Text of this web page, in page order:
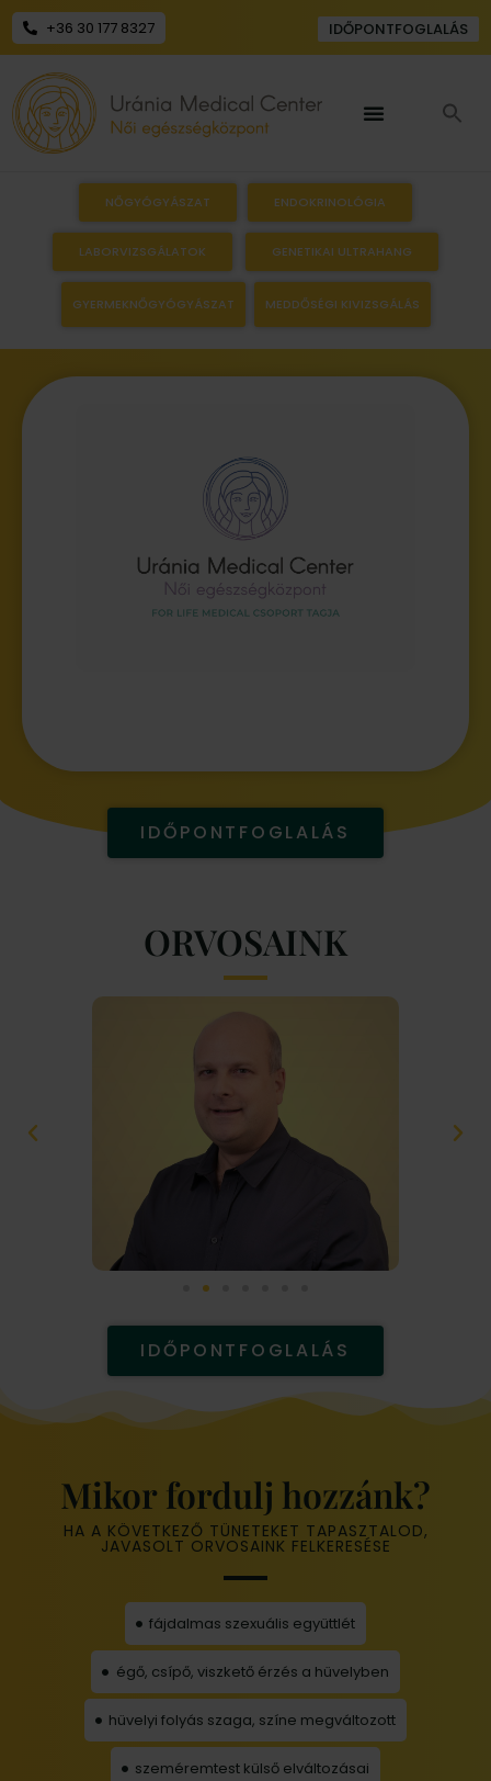
+36 30 177 8327 IDŐPONTFOGLALÁS
NŐGYÓGYÁSZAT ENDOKRINOLÓGIA
LABORVIZSGÁLATOK GENETIKAI ULTRAHANG
GYERMEKNŐGYÓGYÁSZAT MEDDŐSÉGI KIVIZSGÁLÁS
IDŐPONTFOGLALÁS
ORVOSAINK
IDŐPONTFOGLALÁS
Mikor fordulj hozzánk?
HA A KÖVETKEZŐ TÜNETEKET TAPASZTALOD,
JAVASOLT ORVOSAINK FELKERESÉSE
fájdalmas szexuális együttlét
égő, csípő, viszkető érzés a hüvelyben
hüvelyi folyás szaga, színe megváltozott
szeméremtest külső elváltozásai